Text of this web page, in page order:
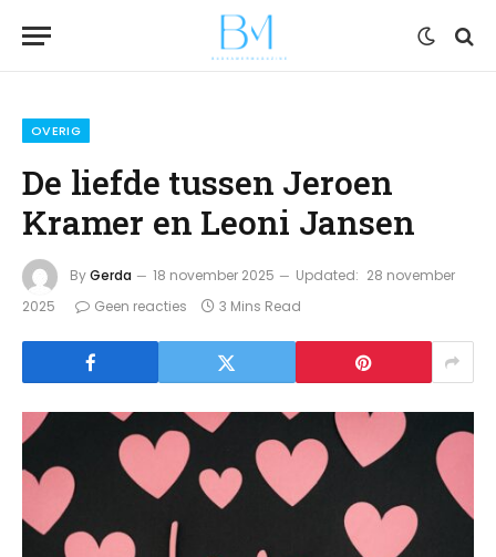
OVERIG
De liefde tussen Jeroen
Kramer en Leoni Jansen
ByGerda 18 november 2025 Updated: 28 november
2025
Geen reacties 3 Mins Read